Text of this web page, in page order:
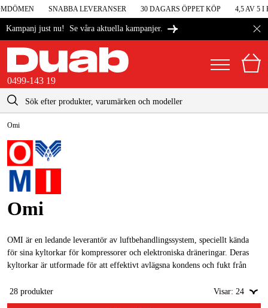
SNABBA LEVERANSER 30 DAGARS ÖPPET KÖP 4,5 AV 5 I
Kampanj just nu! Se våra aktuella kampanjer.
0499-143 19
Danmark
Suomi
Norge
Maskiner & verktyg
Garage & verkstad
Maskintillbehör & förbrukning
Arbetskläder & skydd
El & bygg
Skog & trädgård
kontakt@duab.se
Omi
Omi
OMI är en ledande leverantör av luftbehandlingssystem, speciellt kända
för sina kyltorkar för kompressorer och elektroniska dräneringar. Deras
kyltorkar är utformade för att effektivt avlägsna kondens och fukt från
effektivitet och förlänga dess livslängd.
28 produkter Visar: 24